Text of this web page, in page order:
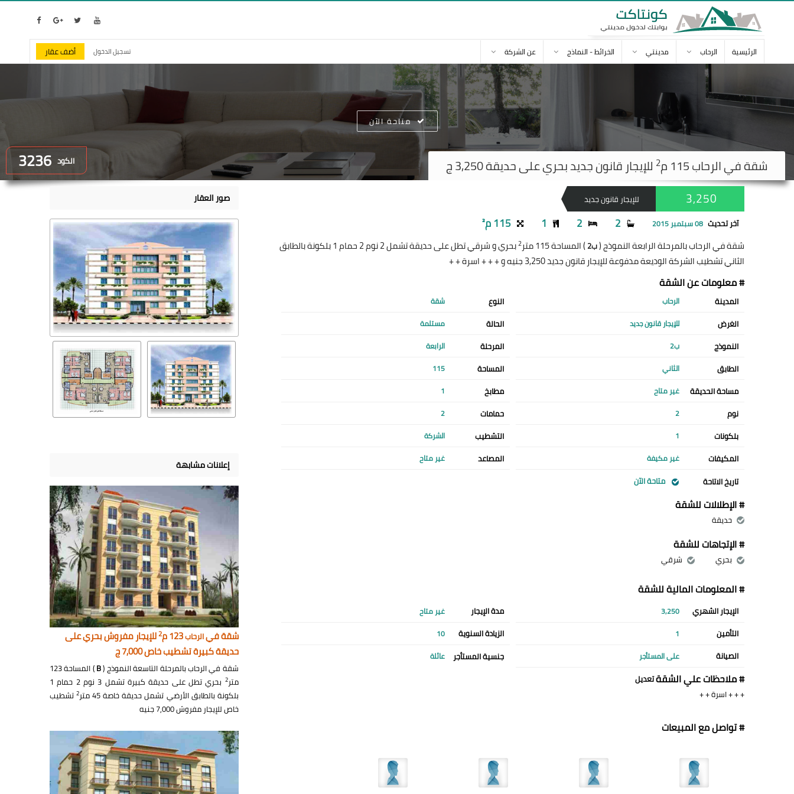
الرئيسية الرحاب مدينتي الخرائط - النماذج عن الشركة تسجيل الدخول أضف عقار
الكود 3236 شقة فيالرحاب 2 للإيجار قانون جديد بحري على حديقة 3,250 ج
متاحة الآن
للإيجار قانون جديد 3,250
آخر تحديث 08 سبتمبر 2015 2
2
1 115 م²
شقة في الرحاب بالمرحلة الرابعة النموذج (ب2 ) المساحة 115 متر 2
بحري و شرقي تطل على حديقة تشمل 2 نوم 2 حمام 1 بلكونة بالطابق
الثاني تشطيب الشركة الوديعة مدفوعة للإيجار قانون جديد 3,250 جنيه و + + + اسرة + +
# معلومات عن الشقة
المدينة الرحاب النوع شقة
الغرض للإيجار قانون جديد الحالة مستلمة
النموذج ب2 المرحلة الرابعة
الطابق الثاني المساحة 115
مساحة الحديقة غير متاح مطابخ 1
نوم 2 حمامات 2
بلكونات 1 التشطيب الشركة
المكيفات غير مكيفة المصاعد غير متاح
تاريخ الاتاحة متاحة الآن
# الإطلالات للشقة
حديقة
# الإتجاهات للشقة
بحري شرقي
# المعلومات المالية للشقة
الإيجار الشهري 3,250 مدة الإيجار غير متاح
التأمين 1 الزيادة السنوية 10
الصيانة على المستأجر جنسية المستأجر عائلة
# ملاحظات علي الشقةتعديل
+ + + اسرة + +
# تواصل مع المبيعات
صور العقار
إعلانات مشابهة
شقة فيالرحاب123 م 2للإيجار مفروش بحري على
حديقة كبيرة تشطيب خاص 7,000 ج
شقة في الرحاب بالمرحلة التاسعة النموذج (B
) المساحة 123
متر2
بحري تطل على حديقة كبيرة تشمل 3 نوم 2 حمام 1
بلكونة بالطابق الأرضي تشمل حديقة خاصة 45 متر
2 تشطيب
خاص للإيجار مفروش 7,000 جنيه